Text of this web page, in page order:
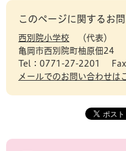
このページに関するお
西別院小学校
代表
亀岡市西別院町柚原佃24
Tel：0771-27-2201
メールでのお問い合わせは